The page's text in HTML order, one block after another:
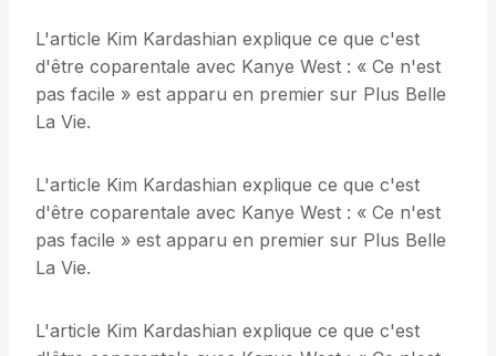
L'article Kim Kardashian explique ce que c'est
d'être coparentale avec Kanye West : « Ce n'est
pas facile » est apparu en premier sur Plus Belle
La Vie.
L'article Kim Kardashian explique ce que c'est
d'être coparentale avec Kanye West : « Ce n'est
pas facile » est apparu en premier sur Plus Belle
La Vie.
L'article Kim Kardashian explique ce que c'est